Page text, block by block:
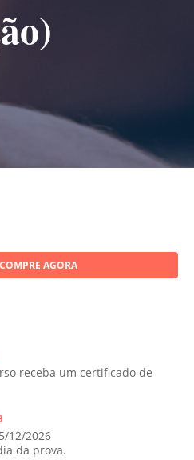
COMPRE AGORA
receba um certificado de
12/2026
da prova.